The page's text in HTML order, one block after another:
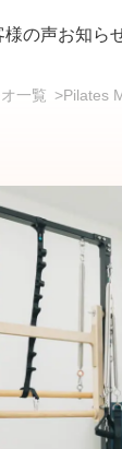
様の声お知ら
一覧 >Pilates